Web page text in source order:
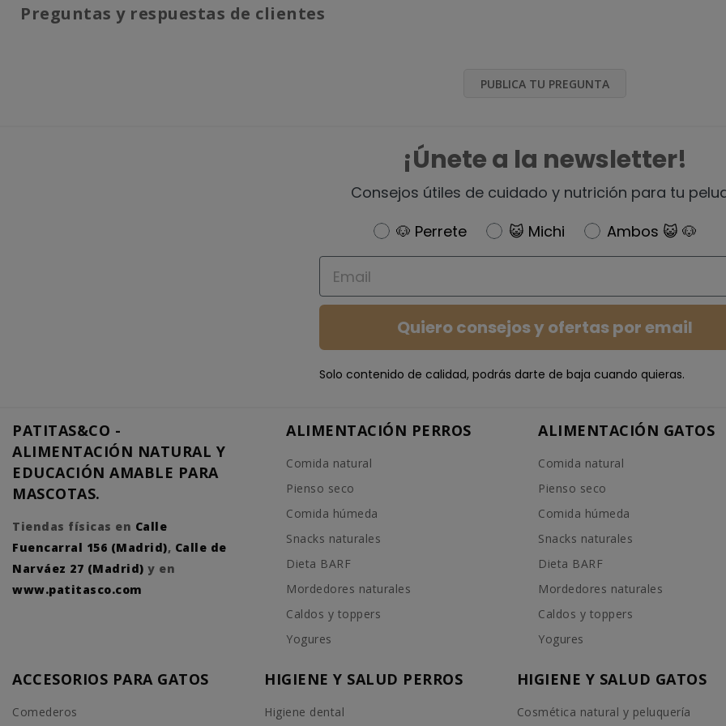
Preguntas y respuestas de clientes
PUBLICA TU PREGUNTA
¡Únete a la newsletter!
Consejos útiles de cuidado y nutrición para tu
Newsletter
🐶 Perrete 😺 Michi
Ambos 😺 🐶
Email
Quiero consejos y ofertas por email
Solo contenido de calidad, podrás darte de baja cuando quieras.
PATITAS&CO -
ALIMENTACIÓN NATURAL Y
EDUCACIÓN AMABLE PARA
MASCOTAS.
Tiendas físicas en Calle
Fuencarral 156 (Madrid), Calle de
Narváez 27 (Madrid) y en
www.patitasco.com
ALIMENTACIÓN PERROS
Comida natural
Pienso seco
Comida húmeda
Snacks naturales
Dieta BARF
Mordedores naturales
Caldos y toppers
Yogures
ALIMENTACIÓN GATOS
Comida natural
Pienso seco
Comida húmeda
Snacks naturales
Dieta BARF
Mordedores naturales
Caldos y toppers
Yogures
ACCESORIOS PARA GATOS
Comederos
HIGIENE Y SALUD PERROS
Higiene dental
HIGIENE Y SALUD GATOS
Cosmética natural y peluquería